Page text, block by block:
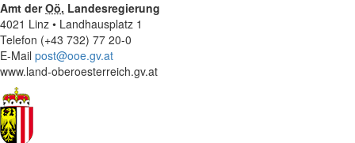
Amt derOö. Landesregierung
4021 Linz • Landhausplatz 1
Telefon (+43 732) 77 20-0
E-Mail post@ooe.gv.at
www.land-oberoesterreich.gv.at